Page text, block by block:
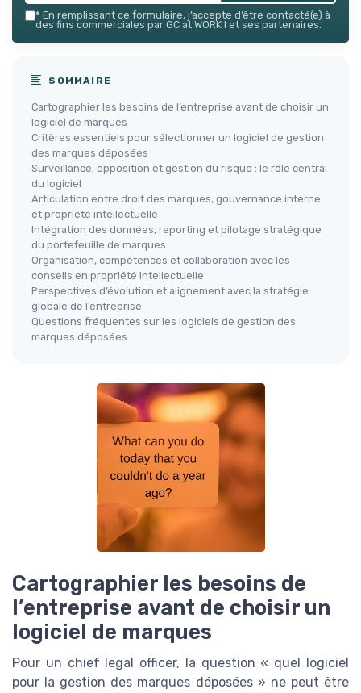
* En remplissant ce formulaire, j’accepte d’être contacté(e) à
des fins commerciales par GC at WORK ! et ses partenaires.
SOMMAIRE
Cartographier les besoins de l’entreprise avant de choisir un
logiciel de marques
Critères essentiels pour sélectionner un logiciel de gestion
des marques déposées
Surveillance, opposition et gestion du risque : le rôle central
du logiciel
Articulation entre droit des marques, gouvernance interne
et propriété intellectuelle
Intégration des données, reporting et pilotage stratégique
du portefeuille de marques
Organisation, compétences et collaboration avec les
conseils en propriété intellectuelle
Perspectives d’évolution et alignement avec la stratégie
globale de l’entreprise
Questions fréquentes sur les logiciels de gestion des
marques déposées
Cartographier les besoins de
l’entreprise avant de choisir un
logiciel de marques
Pour un chief legal officer, la question « quel logiciel
pour la gestion des marques déposées » ne peut être